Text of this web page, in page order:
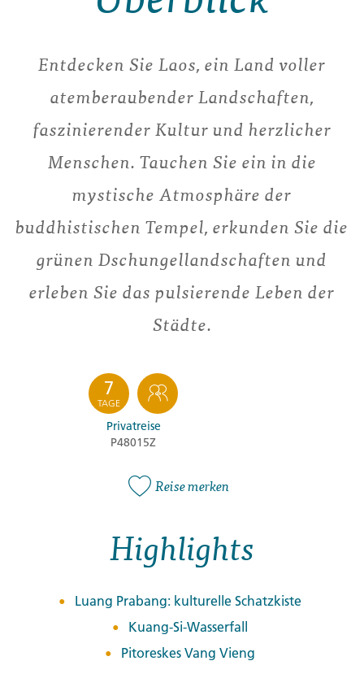
Entdecken Sie Laos, ein Land voller
atemberaubender Landschaften,
faszinierender Kultur und herzlicher
Menschen. Tauchen Sie ein in die
mystische Atmosphäre der
buddhistischen Tempel, erkunden Sie die
grünen Dschungellandschaften und
erleben Sie das pulsierende Leben der
Städte.
7
TAGE
Privatreise
P48015Z
Reise merken
Highlights
Luang Prabang: kulturelle Schatzkiste
Kuang-Si-Wasserfall
Pitoreskes Vang Vieng